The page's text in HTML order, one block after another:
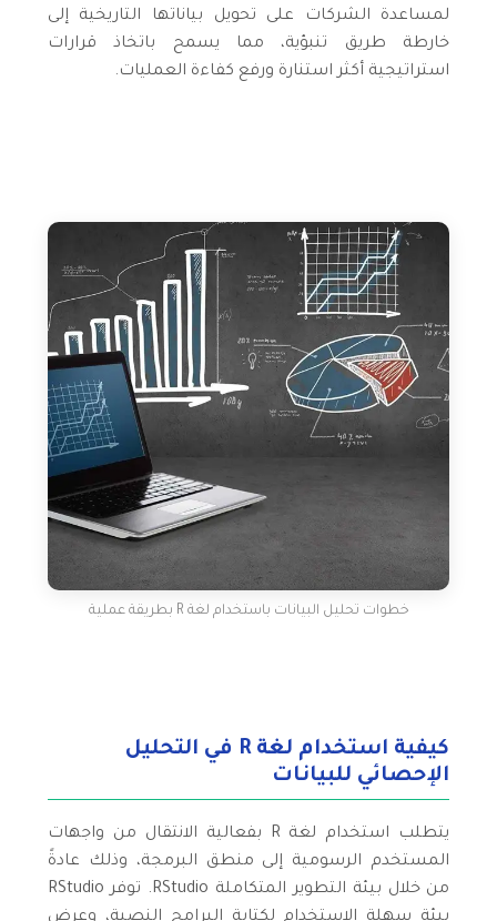
لمساعدة الشركات على تحويل بياناتها التاريخية إلى
خارطة طريق تنبؤية، مما يسمح باتخاذ قرارات
استراتيجية أكثر استنارة ورفع كفاءة العمليات.
خطوات تحليل البيانات باستخدام لغة R بطريقة عملية
كيفية استخدام لغة R في التحليل
الإحصائي للبيانات
يتطلب استخدام لغة R بفعالية الانتقال من واجهات
المستخدم الرسومية إلى منطق البرمجة، وذلك عادةً
من خلال بيئة التطوير المتكاملة RStudio. توفر RStudio
بيئة سهلة الاستخدام لكتابة البرامج النصية، وعرض